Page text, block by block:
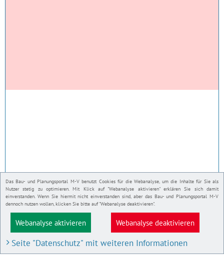
Das Bau- und Planungsportal M-V benutzt Cookies für die Webanalyse, um die Inhalte für Sie als
Nutzer stetig zu optimieren. Mit Klick auf "Webanalyse aktivieren" erklären Sie sich damit
einverstanden. Wenn Sie hiermit nicht einverstanden sind, aber das Bau- und Planungsportal M-V
dennoch nutzen wollen, klicken Sie bitte auf "Webanalyse deaktivieren".
Webanalyse aktivieren Webanalyse deaktivieren
Seite "Datenschutz" mit weiteren Informationen